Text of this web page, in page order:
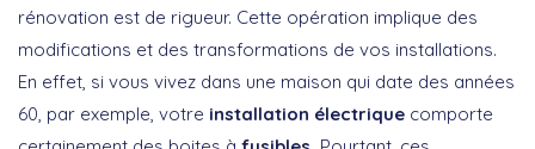
rénovation est de rigueur. Cette opération implique des
modifications et des transformations de vos installations.
En effet, si vous vivez dans une maison qui date des années
60, par exemple, votre installation électrique comporte